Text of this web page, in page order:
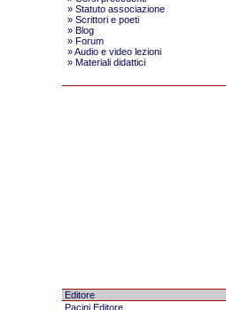
» Statuto associazione
» Scrittori e poeti
» Blog
» Forum
»Audio e video lezioni
» Materiali didattici
Editore
Pacini Editore